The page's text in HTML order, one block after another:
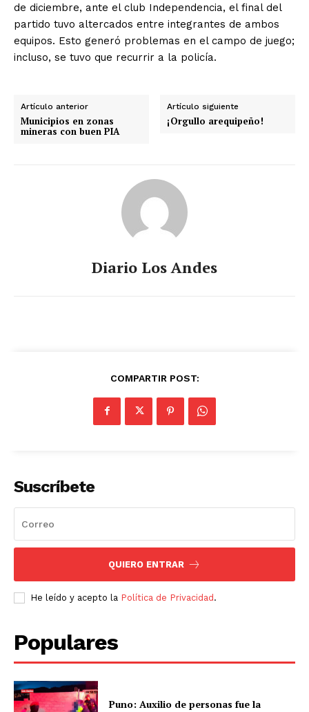
de diciembre, ante el club Independencia, el final del
partido tuvo altercados entre integrantes de ambos
equipos. Esto generó problemas en el campo de juego;
incluso, se tuvo que recurrir a la policía.
Artículo anterior
Municipios en zonas
mineras con buen PIA
Artículo siguiente
¡Orgullo arequipeño!
Diario Los Andes
COMPARTIR POST:
Suscríbete
QUIERO ENTRAR
He leído y acepto la Política de Privacidad.
Populares
Puno: Auxilio de personas fue la